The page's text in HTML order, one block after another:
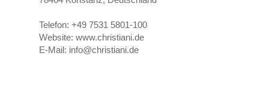
Telefon: +49 7531 5801-100
Website: www.christiani.de
E-Mail: info@christiani.de